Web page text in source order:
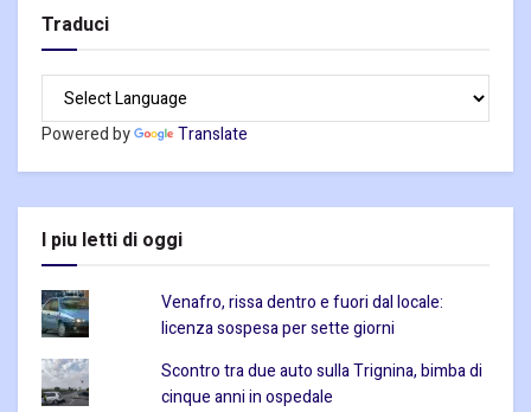
Traduci
Powered by Translate
I piu letti di oggi
Venafro, rissa dentro e fuori dal locale:
licenza sospesa per sette giorni
Scontro tra due auto sulla Trignina, bimba di
cinque anni in ospedale